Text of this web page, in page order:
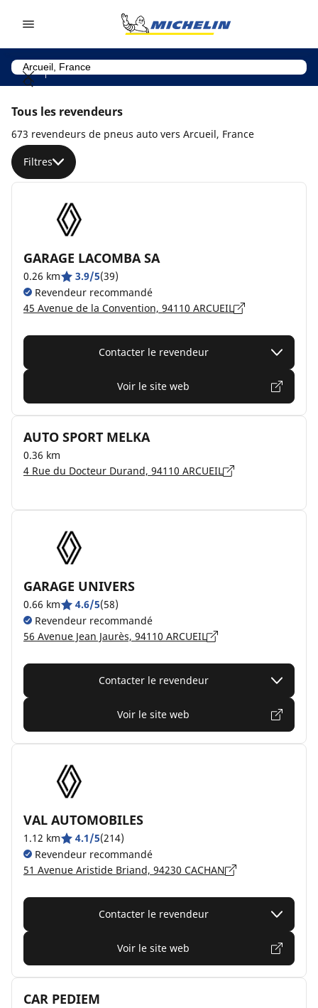
Tous les revendeurs
673 revendeurs de pneus auto vers Arcueil, France
Filtres
GARAGE LACOMBA SA
0.26 km 3.9/5(39)
Revendeur recommandé
45 Avenue de la Convention, 94110 ARCUEIL
Contacter le revendeur
Voir le site web
AUTO SPORT MELKA
0.36 km
4 Rue du Docteur Durand, 94110 ARCUEIL
GARAGE UNIVERS
0.66 km 4.6/5(58)
Revendeur recommandé
56 Avenue Jean Jaurès, 94110 ARCUEIL
Contacter le revendeur
Voir le site web
VAL AUTOMOBILES
1.12 km 4.1/5(214)
Revendeur recommandé
51 Avenue Aristide Briand, 94230 CACHAN
Contacter le revendeur
Voir le site web
CAR PEDIEM